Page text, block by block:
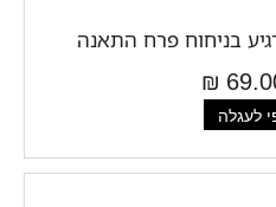
בניחוח פרח התאנה